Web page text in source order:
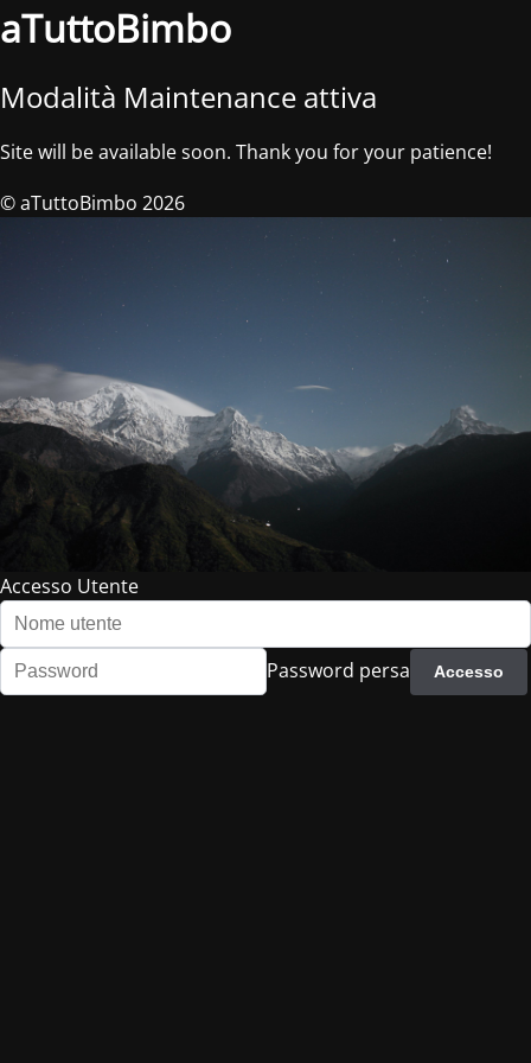
aTuttoBimbo
Modalità Maintenance attiva
Site will be available soon. Thank you for your patience!
© aTuttoBimbo 2026
Accesso Utente
Password persa